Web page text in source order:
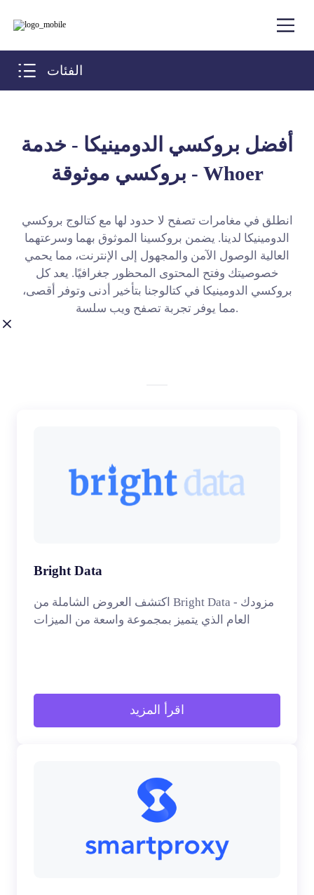
أفضل بروكسي الدومينيكا - خدمة
بروكسي موثوقة - Whoer
انطلق في مغامرات تصفح لا حدود لها مع كتالوج بروكسي
الدومينيكا لدينا. يضمن بروكسينا الموثوق بهما وسرعتهما
العالية الوصول الآمن والمجهول إلى الإنترنت، مما يحمي
خصوصيتك وفتح المحتوى المحظور جغرافيًا. يعد كل
بروكسي الدومينيكا في كتالوجنا بتأخير أدنى وتوفر أقصى،
مما يوفر تجربة تصفح ويب سلسة.
الفئات
Bright Data
اكتشف العروض الشاملة من Bright Data - مزودك
العام الذي يتميز بمجموعة واسعة من الميزات
اقرأ المزيد